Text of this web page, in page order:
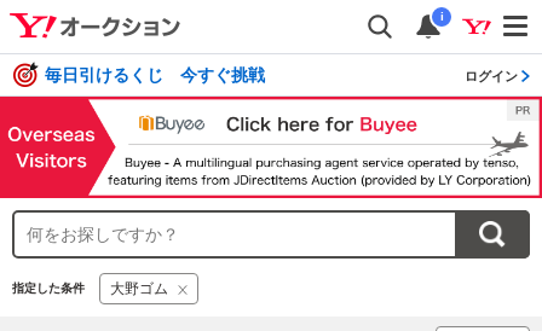
i
毎日引けるくじ 今すぐ挑戦 ログイン
指定した条件 大野ゴム